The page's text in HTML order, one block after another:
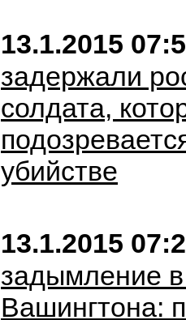
13.1.2015
задержали
солдата,
убийстве
13.1.2015
задымление
Вашингтона: